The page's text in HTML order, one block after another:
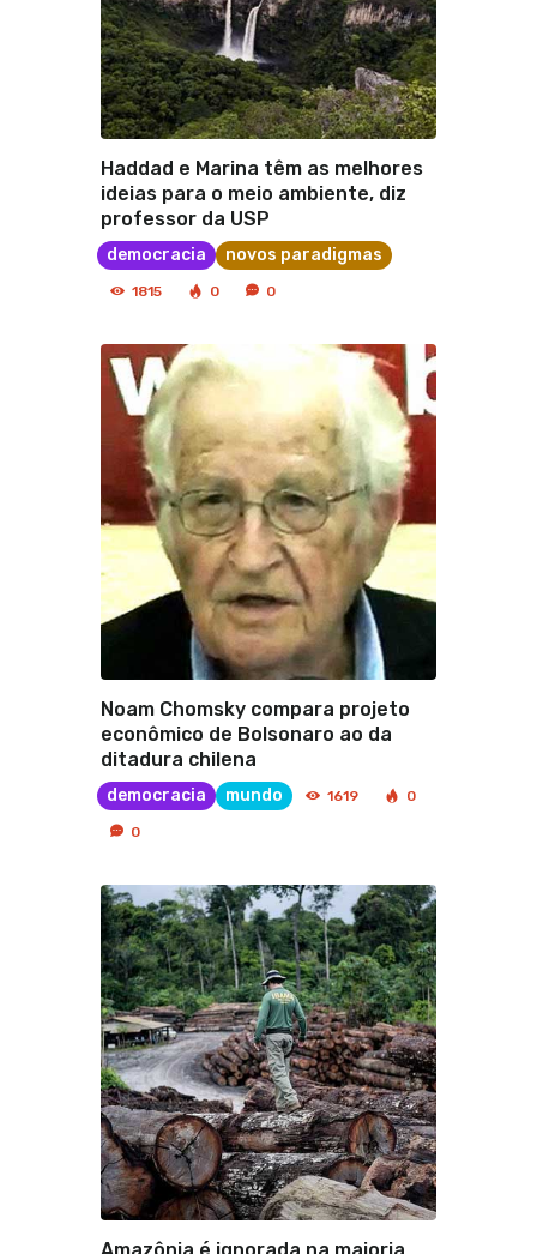
Haddad e Marina têm as melhores
ideias para o meio ambiente, diz
professor da USP
democracia novos paradigmas
1815 0 0
Noam Chomsky compara projeto
econômico de Bolsonaro ao da
ditadura chilena
democracia mundo 1619 0
0